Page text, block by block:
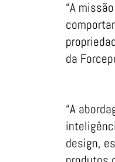
“A
da
“A
design,